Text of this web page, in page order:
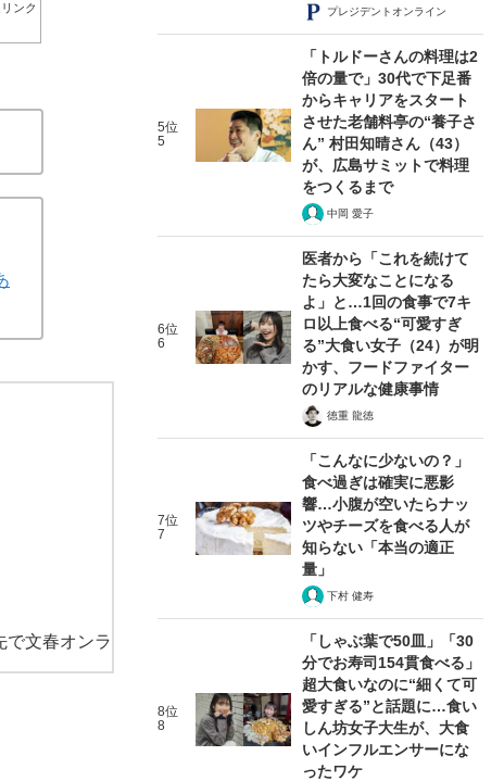
ンク
で文春オンラ
プレジデントオンライン
5位
5
「トルドーさんの料理は2
倍の量で」30代で下足番
からキャリアをスタート
させた老舗料亭の“養子さ
ん” 村田知晴さん（43）
が、広島サミットで料理
をつくるまで
中岡 愛子
6位
6
医者から「これを続けて
たら大変なことになる
よ」と…1回の食事で7キ
ロ以上食べる“可愛すぎ
る”大食い女子（24）が明
かす、フードファイター
のリアルな健康事情
徳重 龍徳
7位
7
「こんなに少ないの？」
食べ過ぎは確実に悪影
響…小腹が空いたらナッ
ツやチーズを食べる人が
知らない「本当の適正
量」
下村 健寿
8位
8
「しゃぶ葉で50皿」「30
分でお寿司154貫食べる」
超大食いなのに“細くて可
愛すぎる”と話題に…食い
しん坊女子大生が、大食
いインフルエンサーにな
ったワケ